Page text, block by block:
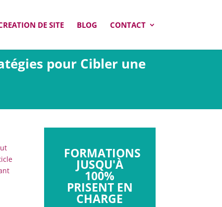
DE SITE BLOG CONTACT
pour Cibler une
FORMATIONS
JUSQU'À
100%
PRISENT EN
CHARGE